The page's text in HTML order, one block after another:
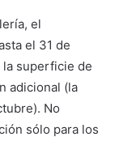
el
el 31 de
la superficie de
adicional (la
No
sólo para los